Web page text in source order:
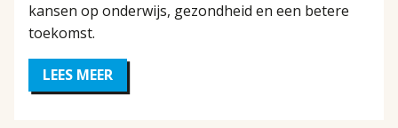
kansen op onderwijs, gezondheid en een betere
toekomst.
LEES MEER
WATER